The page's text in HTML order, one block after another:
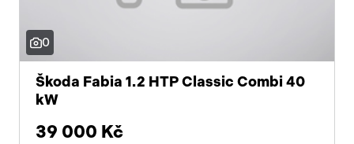
0
Škoda Fabia 1.2 HTP Classic Combi 40
kW
39 000 Kč